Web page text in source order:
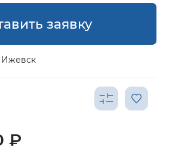
заявку
Ижевск
₽